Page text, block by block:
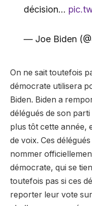
décision…
— Joe Biden
On ne sait toutefois
démocrate utilisera
Biden. Biden a
délégués de son
plus tôt cette année,
de voix. Ces
nommer
démocrate, qui se
toutefois pas si ces
reporter leur vote